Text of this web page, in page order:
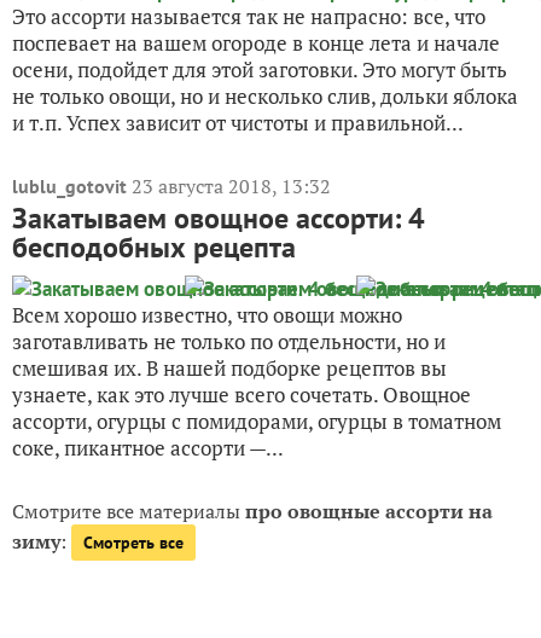
Это ассорти называется так не напрасно: все, что
поспевает на вашем огороде в конце лета и начале
осени, подойдет для этой заготовки. Это могут быть
не только овощи, но и несколько слив, дольки яблока
и т.п. Успех зависит от чистоты и правильной...
lublu_gotovit 23 августа 2018, 13:32
Закатываем овощное ассорти: 4
бесподобных рецепта
Всем хорошо известно, что овощи можно
заготавливать не только по отдельности, но и
смешивая их. В нашей подборке рецептов вы
узнаете, как это лучше всего сочетать. Овощное
ассорти, огурцы с помидорами, огурцы в томатном
соке, пикантное ассорти —...
Смотрите все материалыпро овощные ассорти на
зиму: Смотреть все